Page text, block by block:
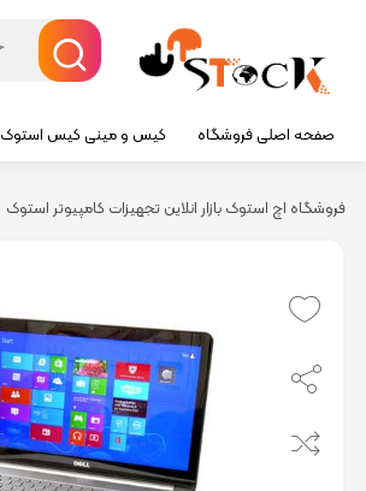
صفحه اصلی فروشگاه کیس و مینی کیس استوک
فروشگاه اچ استوک بازار انلاین تجهیزات کامپیوتر استوک